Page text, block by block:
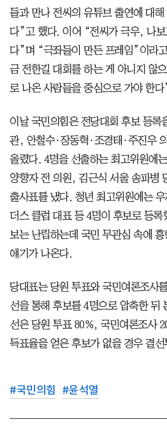
들과 만나 전씨의 유튜브 출연에 대
다”고 했다. 이어 “전씨가 극우, 나
다”며 “극좌들이 만든 프레임”이라
금 전한길 대회를 하는 게 아니지 않
로 나온 사람들을 중심으로 가야 한
이날 국민의힘은 전당대회 후보 등록
관, 안철수·장동혁·조경태·주진우
올렸다. 4명을 선출하는 최고위원에
양향자 전 의원, 김근식 서울 송파병
출사표를 냈다. 청년 최고위원에는
더스 클럽 대표 등 4명이 후보로 등
보는 난립하는데 국민 무관심 속에
얘기가 나온다.
당대표는 당원 투표와 국민여론조사
선을 통해 후보를 4명으로 압축한 뒤
선은 당원 투표 80%, 국민여론조사
득표율을 얻은 후보가 없을 경우 결
#국민의힘 #윤석열